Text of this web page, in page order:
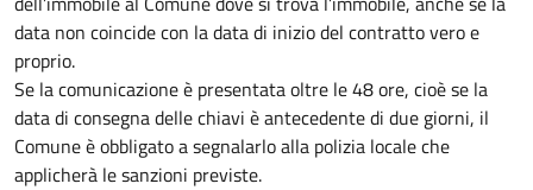
data non coincide con la data di inizio del contratto vero e
proprio.
Se la comunicazione è presentata oltre le 48 ore, cioè se la
data di consegna delle chiavi è antecedente di due giorni, il
Comune è obbligato a segnalarlo alla polizia locale che
applicherà le sanzioni previste.